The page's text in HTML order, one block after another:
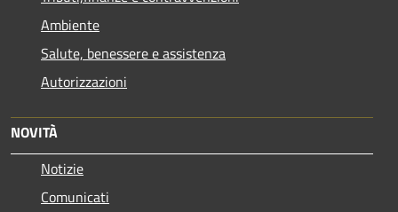
Ambiente
Salute, benessere e assistenza
Autorizzazioni
NOVITÀ
Notizie
Comunicati